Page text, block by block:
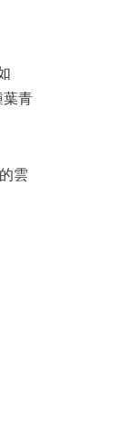
葉青
雲